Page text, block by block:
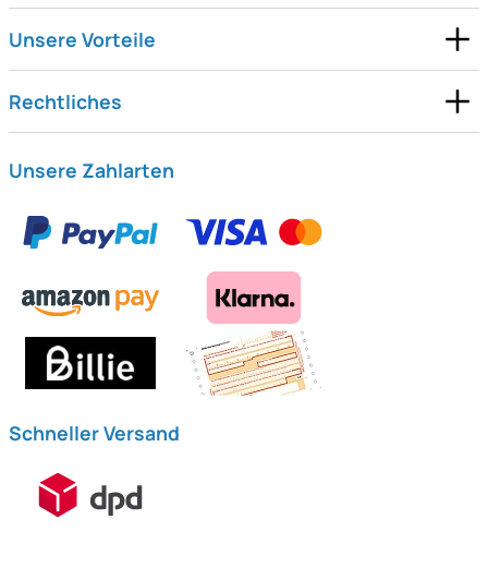
Unsere Vorteile
Rechtliches
Unsere Zahlarten
Schneller Versand